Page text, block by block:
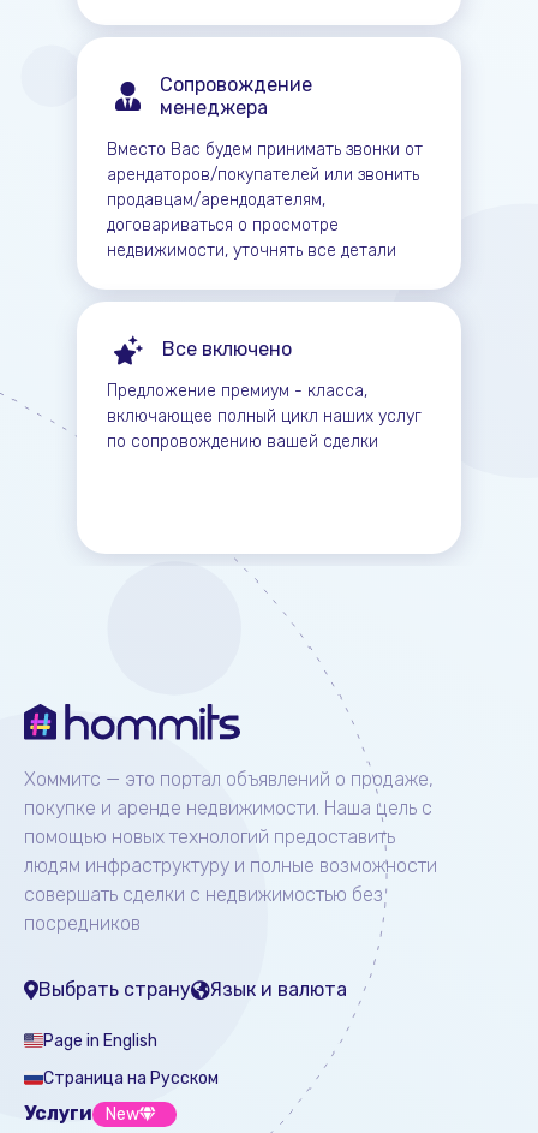
Сопровождение
менеджера
Вместо Вас будем принимать звонки от
арендаторов/покупателей или звонить
продавцам/арендодателям,
договариваться о просмотре
недвижимости, уточнять все детали
Все включено
Предложение премиум - класса,
включающее полный цикл наших услуг
по сопровождению вашей сделки
Хоммитс — это портал объявлений о продаже,
покупке и аренде недвижимости. Наша цель с
помощью новых технологий предоставить
людям инфраструктуру и полные возможности
совершать сделки с недвижимостью без
посредников
Выбрать страну Язык и валюта
Page in English
Страница на Русском
Услуги New